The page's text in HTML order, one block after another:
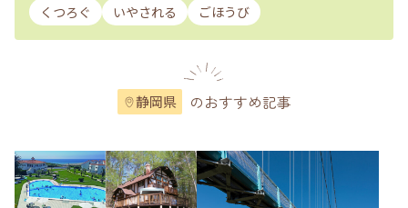
くつろぐ
いやされる ごほうび
静岡県 のおすすめ記事